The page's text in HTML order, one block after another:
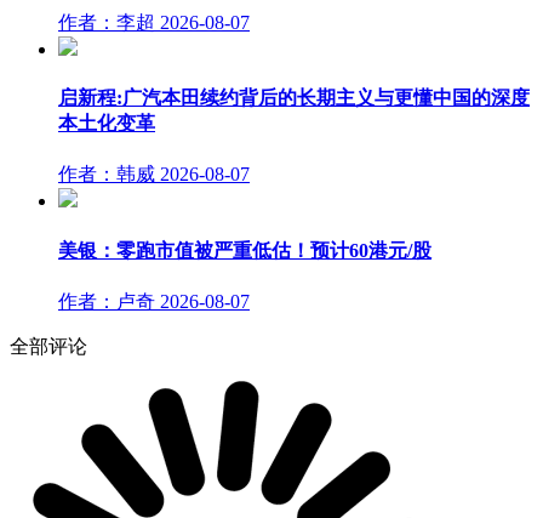
作者：李超 2026-08-07
启新程:广汽本田续约背后的长期主义与更懂中国的深度
本土化变革
作者：韩威 2026-08-07
美银：零跑市值被严重低估！预计60港元/股
作者：卢奇 2026-08-07
全部评论